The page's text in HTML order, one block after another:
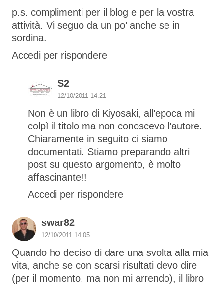
p.s. complimenti per il blog e per la vostra
attività. Vi seguo da un po’ anche se in
sordina.
Accedi per rispondere
S2
12/10/2011 14:21
Non è un libro di Kiyosaki, all’epoca mi
colpì il titolo ma non conoscevo l’autore.
Chiaramente in seguito ci siamo
documentati. Stiamo preparando altri
post su questo argomento, è molto
affascinante!!
Accedi per rispondere
swar82
12/10/2011 14:05
Quando ho deciso di dare una svolta alla mia
vita, anche se con scarsi risultati devo dire
(per il momento, ma non mi arrendo), il libro